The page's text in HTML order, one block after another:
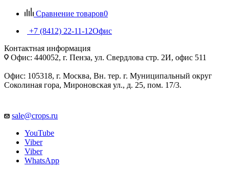
Сравнение товаров0
+7 (8412) 22-11-12Офис
Контактная информация
Офис: 440052, г. Пенза, ул. Свердлова стр. 2И, офис 511
Офис: 105318, г. Москва, Вн. тер. г. Муниципальный округ
Соколиная гора, Мироновская ул., д. 25, пом. 17/3.
sale@crops.ru
YouTube
Viber
Viber
WhatsApp